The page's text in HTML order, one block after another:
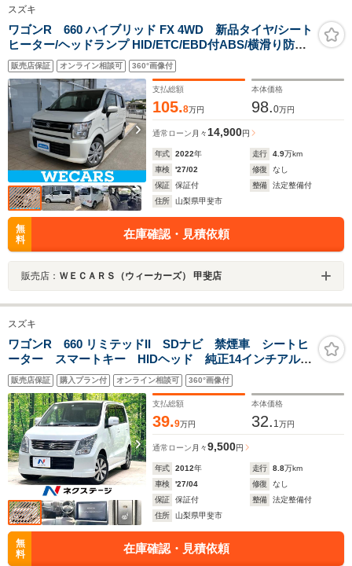
ジンスタートボタン/
オートエアコン/取扱
説明書
ン シートヒーター
スマートキー
スズキ
ワゴンR 660 ハイブリッド FX 4WD 新品タイヤ/シート
ヒーター/ヘッドランプ HID/ETC/EBD付ABS/横滑り防止
装置/アイドリングストップ/禁煙車/エアバッグ 運転席/エ
アバッグ 助手席
販売店保証 オンライン相談可 360°画像付
支払総額
105.8万円
本体価格
98.0万円
通常ローン 月々 14,900円
年式 2022年 走行 4.9万km
車検
'27/02 修復
なし
保証
保証付 整備
法定整備付
住所
山梨県甲斐市
無
料
在庫確認・見積依頼
販売店： ＷＥＣＡＲＳ（ウィーカーズ） 甲斐店
スズキ
ワゴンR 660 リミテッドII SDナビ 禁煙車 シートヒ
ーター スマートキー HIDヘッド 純正14インチアル
ミ オートライト オートエアコン プライバシーガラ
ス パワーウィンドウ ドアバイザー 電動格納ミラー
販売店保証 購入プラン付 オンライン相談可 360°画像付
支払総額
39.9万円
本体価格
32. 1 万円
通常ローン 月々9,500円
年式 2012年 走行 8.8万km
車検
'27/04 修復
なし
保証
保証付 整備
法定整備付
住所
山梨県甲斐市
無
料
在庫確認・見積依頼